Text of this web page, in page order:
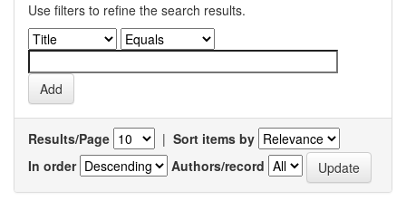
Use filters to refine the search results.
Results/Page | Sort items by
In order
Authors/record